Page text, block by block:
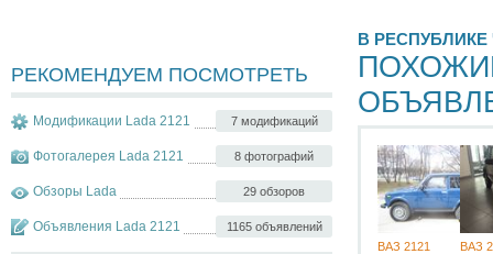
РЕКОМЕНДУЕМ ПОСМОТРЕТЬ
7 модификаций
Модификации Lada 2121
8 фотографий
Фотогалерея Lada 2121
29 обзоров
Обзоры Lada
1165 объявлений
Объявления Lada 2121
В
ВАЗ 2121
ВАЗ